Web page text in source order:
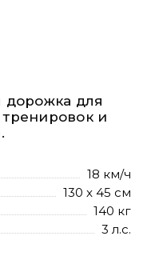
дорожка для
и
18 км/ч
130 x 45 см
140 кг
3 л.с.